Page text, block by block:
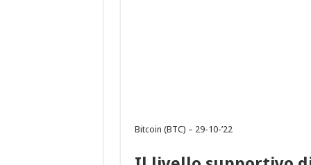
Bitcoin (BTC) – 29-10-’22